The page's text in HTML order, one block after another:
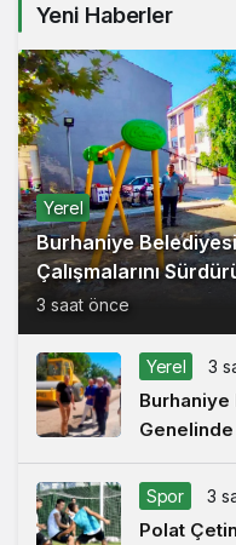
Yeni Haberler
Yerel
Burhaniye
Çalışmalarını
3 saat önce
Yerel 3
Burhaniye
Genelinde
Onarım
Spor 3
Polat